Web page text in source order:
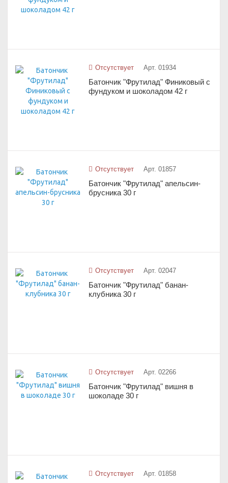
Отсутствует Арт. 01934
Батончик "Фрутилад" Финиковый с
фундуком и шоколадом 42 г
Отсутствует Арт. 01857
Батончик "Фрутилад" апельсин-
брусника 30 г
Отсутствует Арт. 02047
Батончик "Фрутилад" банан-
клубника 30 г
Отсутствует Арт. 02266
Батончик "Фрутилад" вишня в
шоколаде 30 г
Отсутствует Арт. 01858